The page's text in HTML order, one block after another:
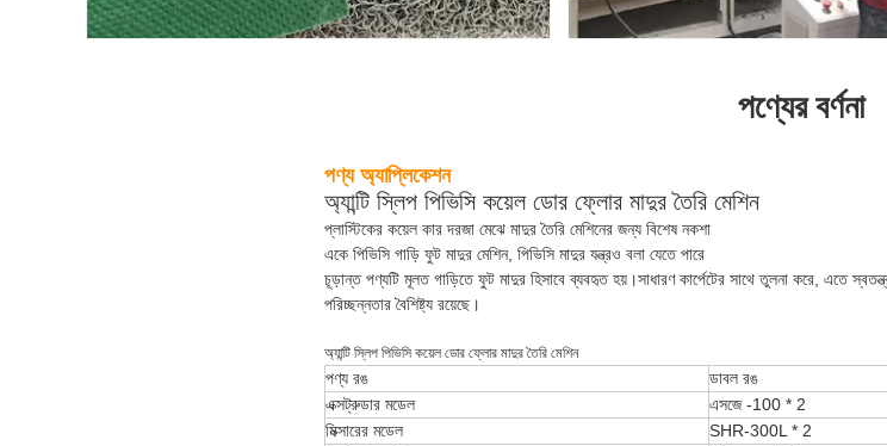
পণ্যের বর্ণনা
পণ্য অ্যাপ্লিকেশন
অ্যান্টি স্লিপ পিভিসি কয়েল ডোর ফ্লোর মাদুর তৈরি মেশিন
প্লাস্টিকের কয়েল কার দরজা মেঝে মাদুর তৈরি মেশিনের জন্য বিশেষ নকশা
একে পিভিসি গাড়ি ফুট মাদুর মেশিন, পিভিসি মাদুর যন্ত্রও বলা যেতে পারে
চূড়ান্ত পণ্যটি মূলত গাড়িতে ফুট মাদুর হিসাবে ব্যবহৃত হয়।সাধারণ কার্পেটের সাথে তুলনা করে, এতে
পরিচ্ছন্নতার বৈশিষ্ট্য রয়েছে।
অ্যান্টি স্লিপ পিভিসি কয়েল ডোর ফ্লোর মাদুর তৈরি মেশিন
পণ্য রঙ
ডাবল রঙ
এক্সট্রুডার মডেল
এসজে -100 * 2
মিক্সারের মডেল
SHR-300L * 2